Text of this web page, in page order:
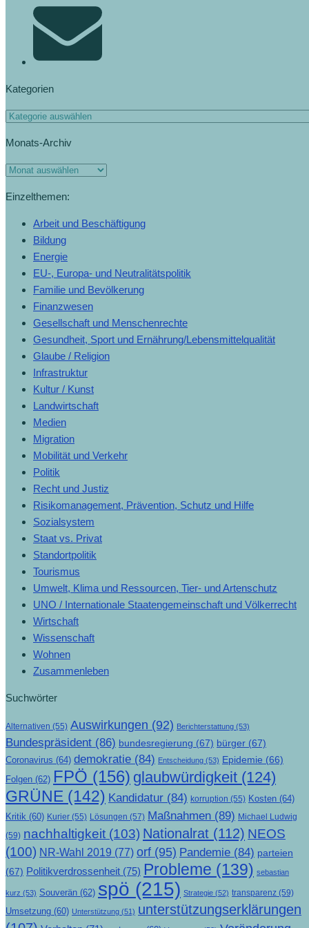
Kategorien
Kategorien
Monats-Archiv
Monats-
Einzelthemen:
Arbeit und Beschäftigung
Bildung
Energie
EU-, Europa- und Neutralitätspolitik
Familie und Bevölkerung
Finanzwesen
Gesellschaft und Menschenrechte
Gesundheit, Sport und Ernährung/Lebensmittelqualität
Glaube / Religion
Infrastruktur
Kultur / Kunst
Landwirtschaft
Medien
Migration
Mobilität und Verkehr
Politik
Recht und Justiz
Risikomanagement, Prävention, Schutz und Hilfe
Sozialsystem
Staat vs. Privat
Standortpolitik
Tourismus
Umwelt, Klima und Ressourcen, Tier- und Artenschutz
UNO / Internationale Staatengemeinschaft und Völkerrecht
Wirtschaft
Wissenschaft
Wohnen
Zusammenleben
Suchwörter
Alternativen (55) Auswirkungen (92) Berichterstattung (53)
Bundespräsident (86) bundesregierung (67) bürger (67)
Coronavirus (64) demokratie (84) Entscheidung (53) Epidemie (66)
Folgen (62) FPÖ (156) glaubwürdigkeit (124)
GRÜNE (142) Kandidatur (84) korruption (55) Kosten (64)
Kritik (60) Kurier (55) Lösungen (57) Maßnahmen (89) Michael Ludwig
(59) nachhaltigkeit (103) Nationalrat (112) NEOS
(100) NR-Wahl 2019 (77) orf (95) Pandemie (84) parteien
(67) Politikverdrossenheit (75) Probleme (139) sebastian
kurz (53) Souverän (62) spö (215) Strategie (52) transparenz (59)
Umsetzung (60) Unterstützung (51) unterstützungserklärungen